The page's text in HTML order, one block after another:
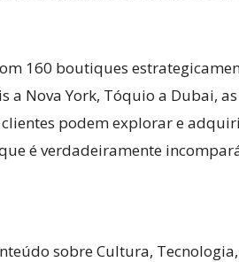
160 boutiques
Nova York, Tóquio a Dubai,
podem explorar e
é verdadeiramente
sobre Cultura,